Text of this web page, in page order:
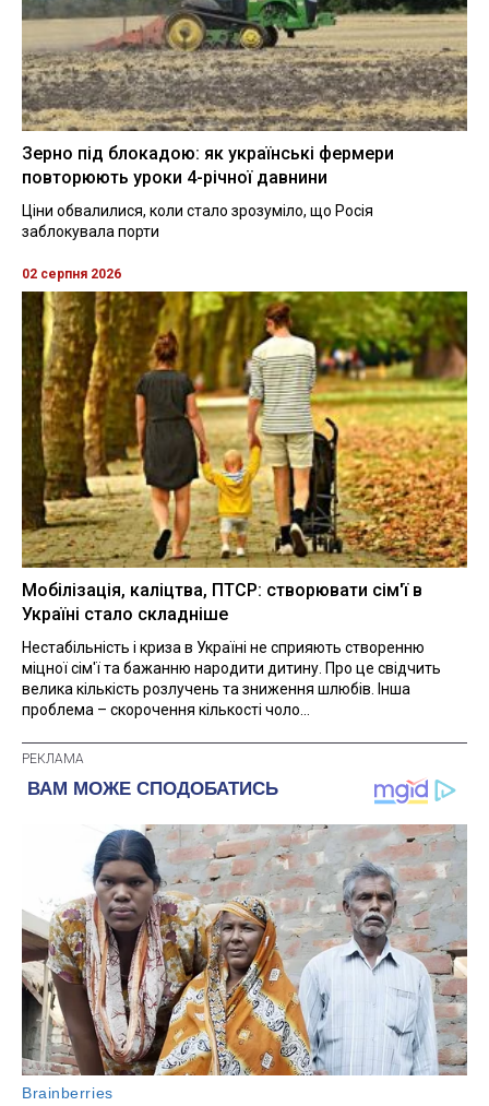
Зерно під блокадою: як українські фермери
повторюють уроки 4-річної давнини
Ціни обвалилися, коли стало зрозуміло, що Росія
заблокувала порти
02 серпня 2026
Мобілізація, каліцтва, ПТСР: створювати сім'ї в
Україні стало складніше
Нестабільність і криза в Україні не сприяють створенню
міцної сім'ї та бажанню народити дитину. Про це свідчить
велика кількість розлучень та зниження шлюбів. Інша
проблема – скорочення кількості чоло...